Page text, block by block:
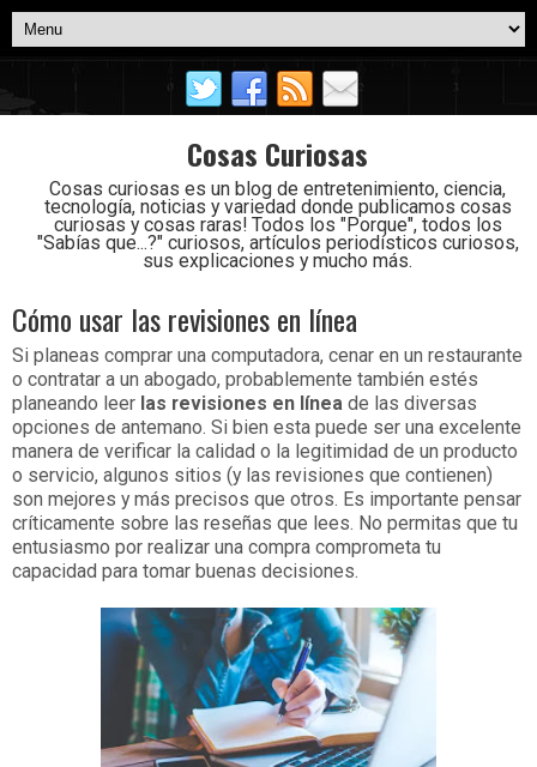
Cosas Curiosas
Cosas curiosas es un blog de entretenimiento, ciencia,
tecnología, noticias y variedad donde publicamos cosas
curiosas y cosas raras! Todos los "Porque", todos los
"Sabías que...?" curiosos, artículos periodísticos curiosos,
sus explicaciones y mucho más.
Cómo usar las revisiones en línea
Si planeas comprar una computadora, cenar en un restaurante
o contratar a un abogado, probablemente también estés
planeando leer las revisiones en línea de las diversas
opciones de antemano. Si bien esta puede ser una excelente
manera de verificar la calidad o la legitimidad de un producto
o servicio, algunos sitios (y las revisiones que contienen)
son mejores y más precisos que otros. Es importante pensar
críticamente sobre las reseñas que lees. No permitas que tu
entusiasmo por realizar una compra comprometa tu
capacidad para tomar buenas decisiones.